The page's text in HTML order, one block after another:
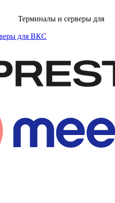
Терминалы и серверы для
для ВКС